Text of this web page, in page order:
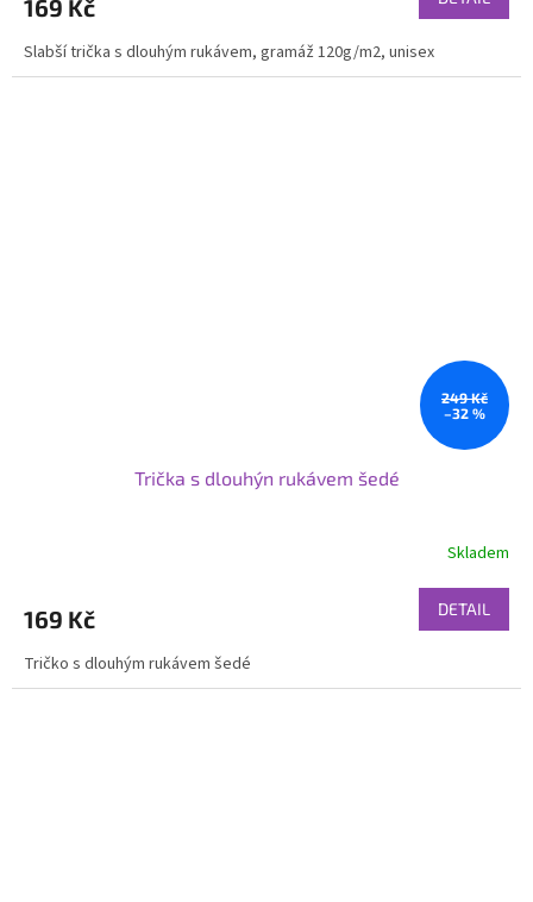
169 Kč
Slabší trička s dlouhým rukávem, gramáž 120g/m2, unisex
249 Kč
–32 %
Trička s dlouhýn rukávem šedé
Skladem
169 Kč DETAIL
Tričko s dlouhým rukávem šedé